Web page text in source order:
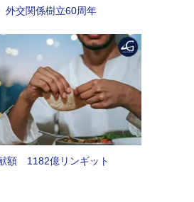
交関係樹立60周年
額 1182億リンギット